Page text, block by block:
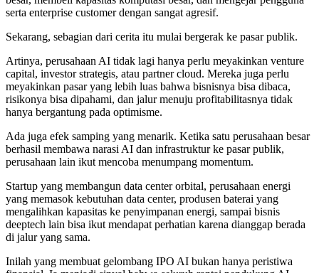
serta enterprise customer dengan sangat agresif.
Sekarang, sebagian dari cerita itu mulai bergerak ke pasar publik.
Artinya, perusahaan AI tidak lagi hanya perlu meyakinkan venture
capital, investor strategis, atau partner cloud. Mereka juga perlu
meyakinkan pasar yang lebih luas bahwa bisnisnya bisa dibaca,
risikonya bisa dipahami, dan jalur menuju profitabilitasnya tidak
hanya bergantung pada optimisme.
Ada juga efek samping yang menarik. Ketika satu perusahaan besar
berhasil membawa narasi AI dan infrastruktur ke pasar publik,
perusahaan lain ikut mencoba menumpang momentum.
Startup yang membangun data center orbital, perusahaan energi
yang memasok kebutuhan data center, produsen baterai yang
mengalihkan kapasitas ke penyimpanan energi, sampai bisnis
deeptech lain bisa ikut mendapat perhatian karena dianggap berada
di jalur yang sama.
Inilah yang membuat gelombang IPO AI bukan hanya peristiwa